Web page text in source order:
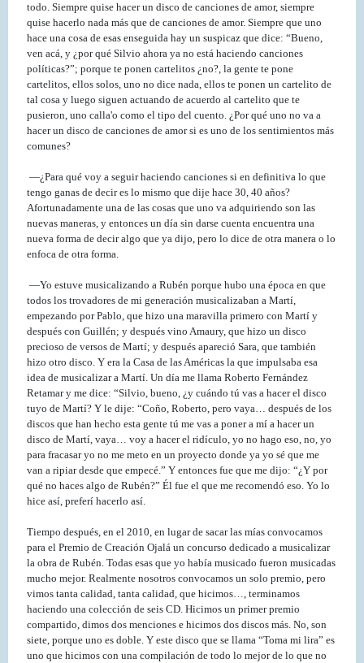
todo. Siempre quise hacer un disco de canciones de amor, siempre
quise hacerlo nada más que de canciones de amor. Siempre que uno
hace una cosa de esas enseguida hay un suspicaz que dice: “Bueno,
ven acá, y ¿por qué Silvio ahora ya no está haciendo canciones
políticas?”; porque te ponen cartelitos ¿no?, la gente te pone
cartelitos, ellos solos, uno no dice nada, ellos te ponen un cartelito de
tal cosa y luego siguen actuando de acuerdo al cartelito que te
pusieron, uno calla'o como el tipo del cuento. ¿Por qué uno no va a
hacer un disco de canciones de amor si es uno de los sentimientos más
comunes?
—¿Para qué voy a seguir haciendo canciones si en definitiva lo que
tengo ganas de decir es lo mismo que dije hace 30, 40 años?
Afortunadamente una de las cosas que uno va adquiriendo son las
nuevas maneras, y entonces un día sin darse cuenta encuentra una
nueva forma de decir algo que ya dijo, pero lo dice de otra manera o lo
enfoca de otra forma.
—Yo estuve musicalizando a Rubén porque hubo una época en que
todos los trovadores de mi generación musicalizaban a Martí,
empezando por Pablo, que hizo una maravilla primero con Martí y
después con Guillén; y después vino Amaury, que hizo un disco
precioso de versos de Martí; y después apareció Sara, que también
hizo otro disco. Y era la Casa de las Américas la que impulsaba esa
idea de musicalizar a Martí. Un día me llama Roberto Fernández
Retamar y me dice: “Silvio, bueno, ¿y cuándo tú vas a hacer el disco
tuyo de Martí? Y le dije: “Coño, Roberto, pero vaya… después de los
discos que han hecho esta gente tú me vas a poner a mí a hacer un
disco de Martí, vaya… voy a hacer el ridículo, yo no hago eso, no, yo
para fracasar yo no me meto en un proyecto donde ya yo sé que me
van a ripiar desde que empecé.” Y entonces fue que me dijo: “¿Y por
qué no haces algo de Rubén?” Él fue el que me recomendó eso. Yo lo
hice así, preferí hacerlo así.
Tiempo después, en el 2010, en lugar de sacar las mías convocamos
para el Premio de Creación Ojalá un concurso dedicado a musicalizar
la obra de Rubén. Todas esas que yo había musicado fueron musicadas
mucho mejor. Realmente nosotros convocamos un solo premio, pero
vimos tanta calidad, tanta calidad, que hicimos…, terminamos
haciendo una colección de seis CD. Hicimos un primer premio
compartido, dimos dos menciones e hicimos dos discos más. No, son
siete, porque uno es doble. Y este disco que se llama “Toma mi lira” es
uno que hicimos con una compilación de todo lo mejor de lo que no